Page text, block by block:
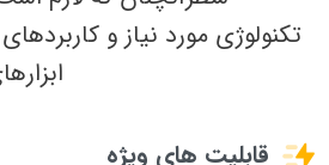
تکنولوژی مورد نیاز و
قابلیت های ویژه